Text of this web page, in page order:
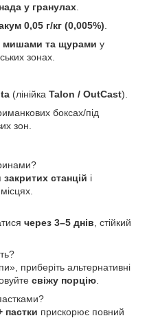
у гранулах
0,05 г/кг (0,005%)
мишами та щурами у
зонах.
(лінійка Talon / OutCast).
боксах/під
зон.
закритих станцій і
через 3–5 днів , стійкий
приберіть альтернативні
свіжу порцію
пастки прискорює повний